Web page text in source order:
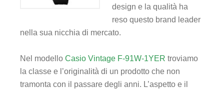
design e la qualità ha
reso questo brand leader
nella sua nicchia di mercato.
Nel modello Casio Vintage F-91W-1YER troviamo
la classe e l’originalità di un prodotto che non
tramonta con il passare degli anni. L’aspetto e il